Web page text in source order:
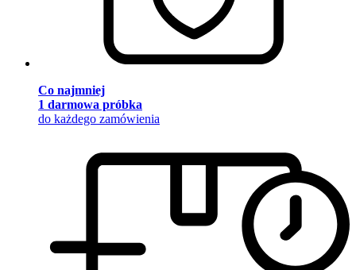
Co najmniej
1 darmowa próbka
do każdego zamówienia